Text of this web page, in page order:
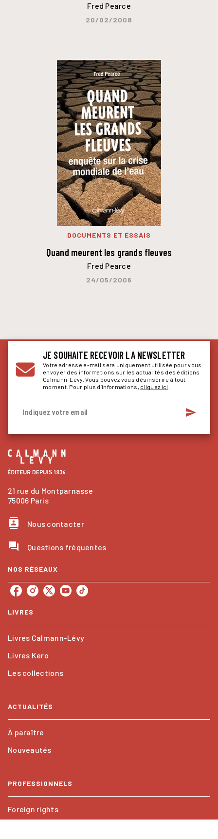
Fred Pearce
20/02/2008
DOCUMENTS ET ESSAIS
Quand meurent les grands fleuves
Fred Pearce
24/05/2006
JE SOUHAITE RECEVOIR LA NEWSLETTER
Votre adresse e-mail sera uniquement utilisée pour vous
envoyer des informations sur les actualités des éditions
Calmann-Lévy. Vous pouvez vous désinscrire à tout
moment. Pour plus d’informations, cliquez ici
Indiquez votre email send
21 rue du Montparnasse
75006 Paris
contacts Nous contacter
question_answer Questions fréquentes
NOS RÉSEAUX
LIVRES
Livres Calmann-Lévy
Livres Kero
Les collections
ACTUALITÉS
À paraître
Nouveautés
PROFESSIONNELS
Foreign rights